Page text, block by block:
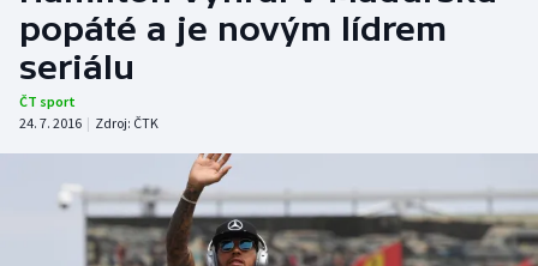
Hokej
Tenis
Atletika
Cyklistika
DALŠÍ SPORTY
popáté a je novým lídrem
seriálu
ČT sport
24. 7. 2016 | Zdroj: ČTK